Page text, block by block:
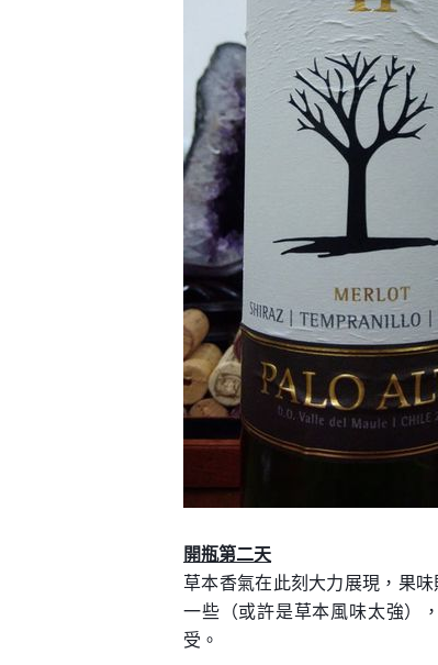
開瓶第二天
草本香氣在此刻大力展現，果
一些（或許是草本風味太強）
受。